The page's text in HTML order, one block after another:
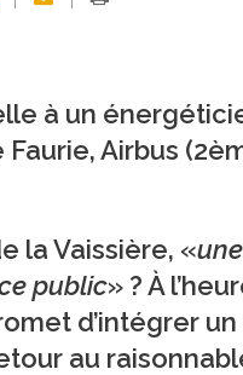
à un
Faurie, Airbus
la Vaissière, «
public» ? À
d’intégrer
au